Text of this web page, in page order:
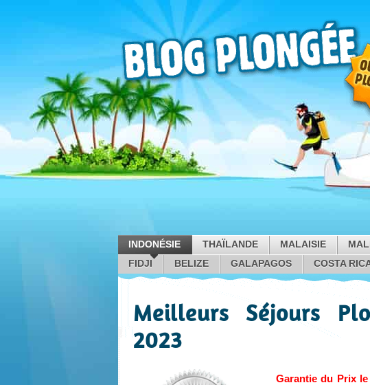
INDONÉSIE THAÏLANDE MALAISIE
FIDJI
BELIZE GALAPAGOS COSTA
Meilleurs Séjours
2023
Garantie du Prix